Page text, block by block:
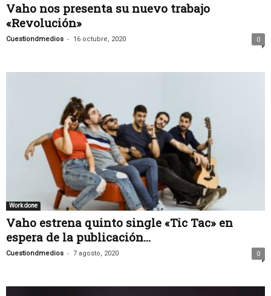
Vaho nos presenta su nuevo trabajo
«Revolución»
Cuestiondmedios - 16 octubre, 2020 0
Work done
Vaho estrena quinto single «Tic Tac» en
espera de la publicación...
Cuestiondmedios - 7 agosto, 2020 0